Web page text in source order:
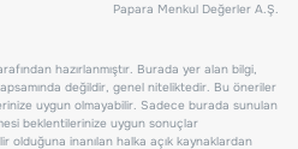
Papara Menkul Değerler A.Ş.
hazırlanmıştır. Burada yer alan bilgi,
değildir, genel niteliktedir. Bu öneriler
uygun olmayabilir. Sadece burada sunulan
beklentilerinize uygun sonuçlar
olduğuna inanılan halka açık kaynaklardan